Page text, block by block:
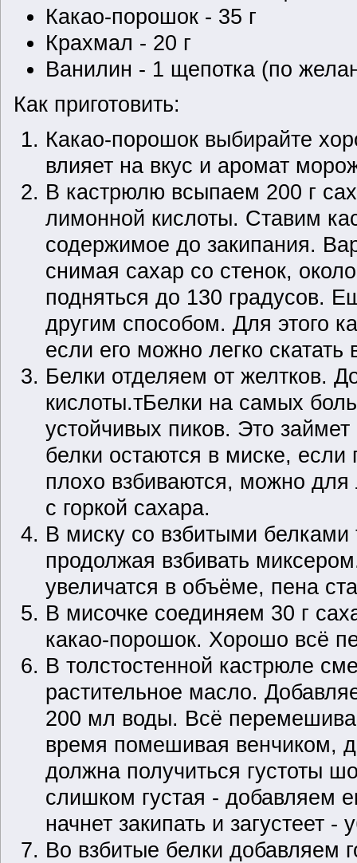
Какао-порошок - 35 г
Крахмал - 20 г
Ванилин - 1 щепотка (по
Как приготовить:
Какао-порошок выбирайте
влияет на вкус и аромат
В кастрюлю всыпаем 200 г
лимонной кислоты. Ставим
содержимое до закипания.
снимая сахар со стенок,
подняться до 130 градусов.
другим способом. Для этого
если его можно легко скатать
Белки отделяем от желтков.
кислоты.тБелки на самых
устойчивых пиков. Это
белки остаются в миске,
плохо взбиваются, можно для
с горкой сахара.
В миску со взбитыми белками
продолжая взбивать
увеличатся в объёме, пена
В мисочке соединяем 30 г
какао-порошок. Хорошо всё
В толстостенной кастрюле
растительное масло.
200 мл воды. Всё
время помешивая венчиком,
должна получиться густоты
слишком густая - добавляем
начнет закипать и загустеет
Во взбитые белки добавляем